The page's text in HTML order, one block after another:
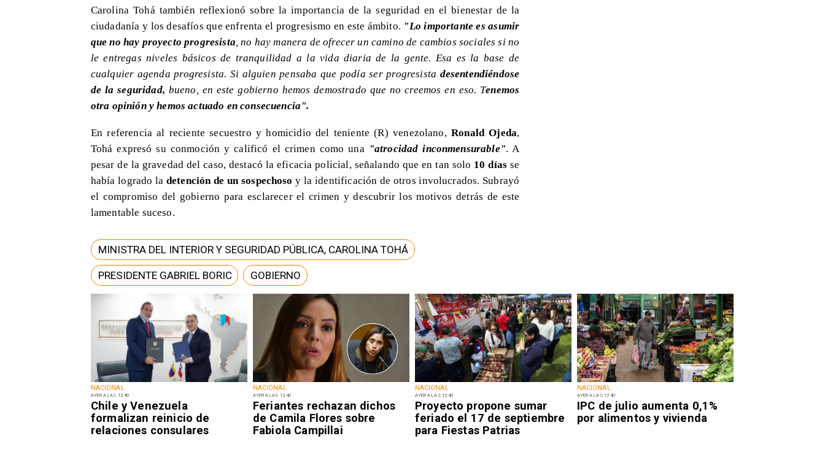
NACIONAL
AYER A LAS 12:40
Chile y Venezuela
formalizan reinicio de
relaciones consulares
NACIONAL
AYER A LAS 12:40
Feriantes rechazan dichos
de Camila Flores sobre
Fabiola Campillai
NACIONAL
AYER A LAS 12:40
Proyecto propone sumar
feriado el 17 de septiembre
para Fiestas Patrias
NACIONAL
AYER A LAS 12:40
IPC de julio aumenta 0,1%
por alimentos y vivienda
​Carolina Tohá también reflexionó sobre la importancia de la seguridad en el bienestar de la
ciudadanía y los desafíos que enfrenta el progresismo en este ámbito. "Lo importante es asumir
que no hay proyecto progresista, no hay manera de ofrecer un camino de cambios sociales si no
le entregas niveles básicos de tranquilidad a la vida diaria de la gente. Esa es la base de
cualquier agenda progresista. Si alguien pensaba que podía ser progresista desentendiéndose
de la seguridad, bueno, en este gobierno hemos demostrado que no creemos en eso. Tenemos
otra opinión y hemos actuado en consecuencia".
​En referencia al reciente secuestro y homicidio del teniente (R) venezolano,Ronald Ojeda,
Tohá expresó su conmoción y calificó el crimen como una "atrocidad inconmensurable". A
pesar de la gravedad del caso, destacó la eficacia policial, señalando que en tan solo 10 días se
había logrado la detención de un sospechoso y la identificación de otros involucrados. Subrayó
el compromiso del gobierno para esclarecer el crimen y descubrir los motivos detrás de este
lamentable suceso.
MINISTRA DEL INTERIOR Y SEGURIDAD PÚBLICA, CAROLINA TOHÁ
PRESIDENTE GABRIEL BORIC GOBIERNO